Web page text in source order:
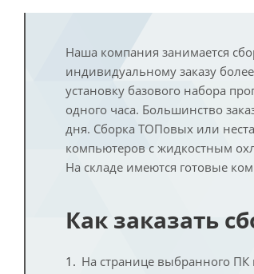
Наша компания занимается
индивидуальному заказу
установку базового набора
одного часа. Большинство
дня. Сборка ТОПовых или
компьютеров с жидкостным
На складе имеются готовые
Как заказать
На странице выбранного ПК